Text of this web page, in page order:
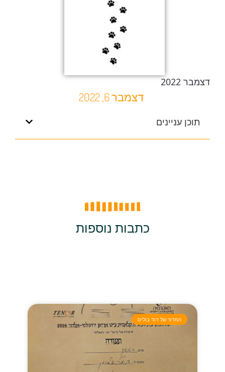
דצמבר 6, 2022
תוכן עניינים
דצמבר 2022
כתבות נוספות
המדור של דוד בוליס